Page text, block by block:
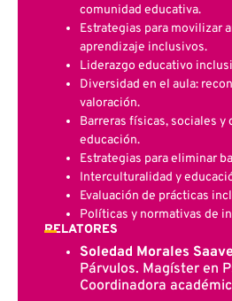
comunidad educativa.
Estrategias para movilizar
aprendizaje inclusivos.
Liderazgo educativo
Diversidad en el aula:
valoración.
Barreras físicas, sociales y
educación.
Estrategias para eliminar
Interculturalidad y
Evaluación de prácticas
Políticas y normativas de
RELATORES
Soledad Morales
Párvulos. Magíster en
Coordinadora